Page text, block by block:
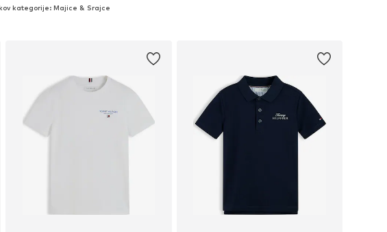
kategorije: Majice & Srajce